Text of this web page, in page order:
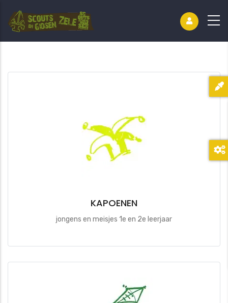
KAPOENEN
jongens en meisjes 1e en 2e leerjaar